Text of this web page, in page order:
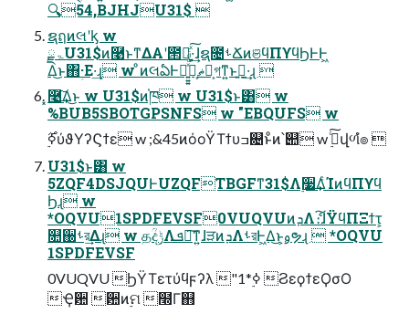
🔍54,BJHJU31$ 
ຊฤͷલʹᶄ w
ۃྗU31$ͷ࿩ͱͳΔΑ͏ʹ౒ྗ͍ͯ͠·͕͢ɺຊ೔ࢀՃͷଞϥΠϒϥϦͰͰ͖
Δ͜ͱ΋ؚ·Ε·͢ɻ w ͦͷલఏͰฉ͍͍͍ͯͨͩͨํ͕ޡղ͕গͳ͍ͱࢥ͍·͢ɻ 
͓࿩͢͠Δ͜ͱ w U31$ͷ֓ཁ w U31$ͱ͸ w
%BUB5SBOTGPSNFS w "EBQUFS w
࣮ߦ࣌ύϑΥʔϚϯε w ;&45ͷόοΫΤϯυߏ଄ͱͦͷ՝୊ w ࣮ࢪͨ͠վળํ๏ 
U31$ͱ͸ w
5ZQF4DSJQUͰUZQFTBGFͳ31$Λ࣮૷͢ΔͨΊͷϥΠϒϥ
Ϧɻ w
*OQVU1SPDFEVSF0VUQVUͷܕΛެ։͠ɺΫϥΠΞϯτ͕
௚઀ࢀর͢Δɻ w தؒදݱΛܦ༝͠ͳ͍ɺੜͷܕΛࢀরͰ͖Δ͜ͱ͕ࢫຯɻ  *OQVU
1SPDFEVSF
0VUQVU ϦΫΤετύϥϝʔλ "1*࣮ߦ ϨεϙϯεϘσΟ
Ҿ਺ ؔ਺ͷ࣮ମ ໭Γ஋